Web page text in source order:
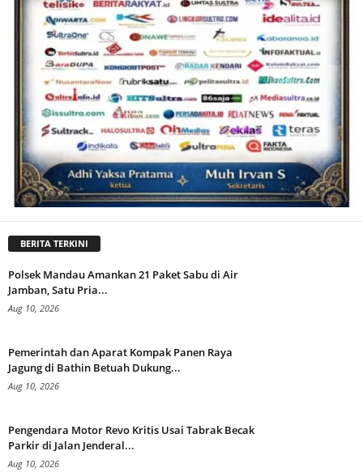
BERITA TERKINI
Polsek Mandau Amankan 21 Paket Sabu di Air
Jamban, Satu Pria...
Aug 10, 2026
Pemerintah dan Aparat Kompak Panen Raya
Jagung di Bathin Betuah Dukung...
Aug 10, 2026
Pengendara Motor Revo Kritis Usai Tabrak Becak
Parkir di Jalan Jenderal...
Aug 10, 2026